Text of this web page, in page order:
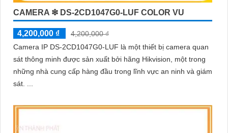
CAMERA ❇ DS-2CD1047G0-LUF COLOR VU
4,200,000 ₫
4,200,000 ₫
Camera IP DS-2CD1047G0-LUF là một thiết bị camera quan
sát thông minh được sản xuất bởi hãng Hikvision, một trong
những nhà cung cấp hàng đầu trong lĩnh vực an ninh và giám
sát. ...